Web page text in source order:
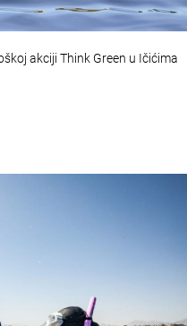
akciji Think Green u Ičićima